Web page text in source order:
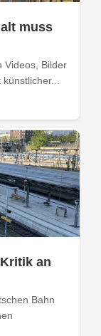
muss
Videos, Bilder
an
Bahn